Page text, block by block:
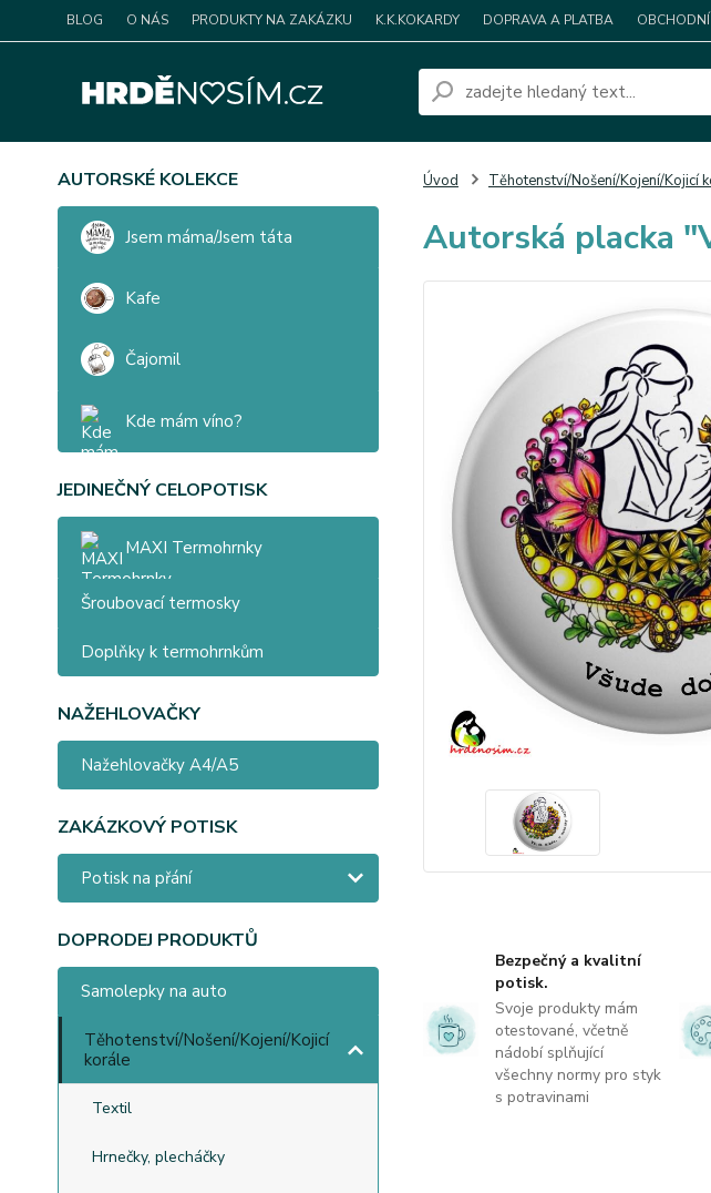
BLOG O NÁS PRODUKTY NA ZAKÁZKU K.K.KOKARDY DOPRAVA A PLATBA
AUTORSKÉ KOLEKCE
Jsem máma/Jsem táta
Kafe
Čajomil
Kde mám víno?
JEDINEČNÝ CELOPOTISK
MAXI Termohrnky
Šroubovací termosky
Doplňky k termohrnkům
NAŽEHLOVAČKY
Nažehlovačky A4/A5
ZAKÁZKOVÝ POTISK
Potisk na přání
DOPRODEJ PRODUKTŮ
Samolepky na auto
Těhotenství/Nošení/Kojení/Kojicí
korále
Textil
Hrnečky, plecháčky
Úvod Těhotenství/Nošení/Kojení/Kojicí
Autorská placka
Bezpečný a kvalitní
potisk.
Svoje produkty mám
otestované, včetně
nádobí splňující
všechny normy pro styk
s potravinami